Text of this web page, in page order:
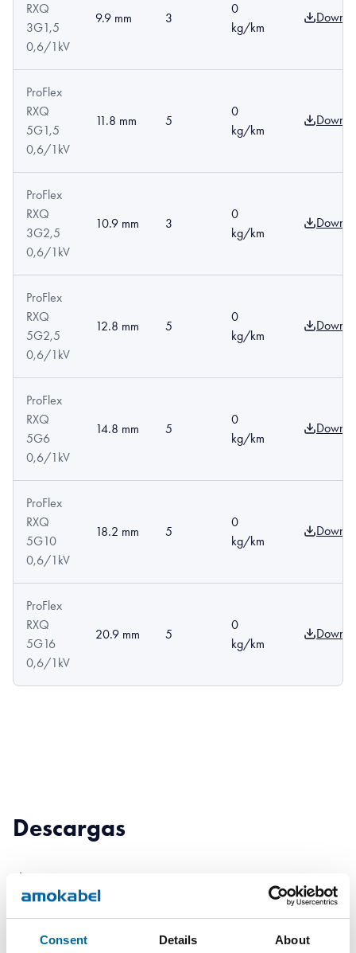
Consent Details About
RXQ
3G1,5
0,6/1kV
9.9 mm 3
0
kg/km
ProFlex
RXQ
5G1,5
0,6/1kV
11.8 mm 5
0
kg/km
ProFlex
RXQ
3G2,5
0,6/1kV
10.9 mm 3
0
kg/km
ProFlex
RXQ
5G2,5
0,6/1kV
12.8 mm 5
0
kg/km
ProFlex
RXQ
5G6
0,6/1kV
14.8 mm 5
0
kg/km
ProFlex
RXQ
5G10
0,6/1kV
18.2 mm 5
0
kg/km
ProFlex
RXQ
5G16
0,6/1kV
20.9 mm 5
0
kg/km
Descargas